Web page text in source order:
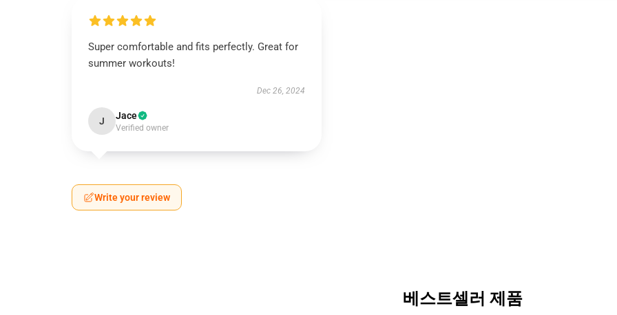
Super comfortable and fits perfectly. Great for
summer workouts!
Dec 26, 2024
J Jace
Verified owner
Write your review
베스트셀러 제품